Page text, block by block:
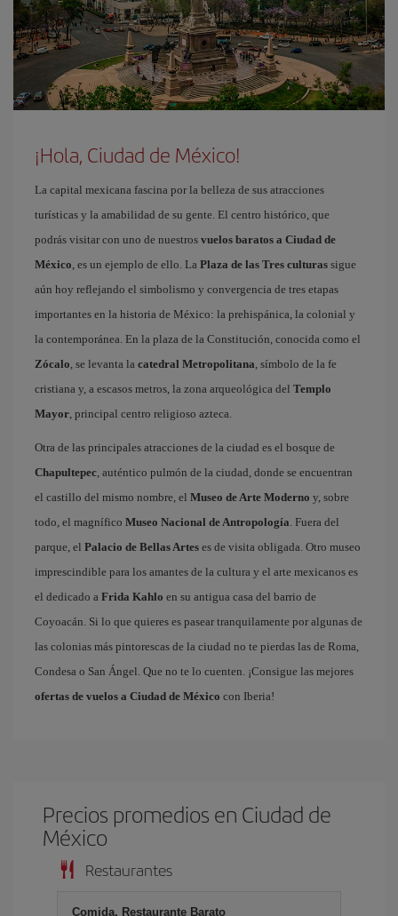
¡Hola, Ciudad de México!
La capital mexicana fascina por la belleza de sus atracciones
turísticas y la amabilidad de su gente. El centro histórico, que
podrás visitar con uno de nuestros vuelos baratos a Ciudad de
México, es un ejemplo de ello. La Plaza de las Tres culturas sigue
aún hoy reflejando el simbolismo y convergencia de tres etapas
importantes en la historia de México: la prehispánica, la colonial y
la contemporánea. En la plaza de la Constitución, conocida como el
Zócalo, se levanta la catedral Metropolitana, símbolo de la fe
cristiana y, a escasos metros, la zona arqueológica del Templo
Mayor, principal centro religioso azteca.
Otra de las principales atracciones de la ciudad es el bosque de
Chapultepec, auténtico pulmón de la ciudad, donde se encuentran
el castillo del mismo nombre, el Museo de Arte Moderno y, sobre
todo, el magnífico Museo Nacional de Antropología. Fuera del
parque, el Palacio de Bellas Artes es de visita obligada. Otro museo
imprescindible para los amantes de la cultura y el arte mexicanos es
el dedicado a Frida Kahlo en su antigua casa del barrio de
Coyoacán. Si lo que quieres es pasear tranquilamente por algunas de
las colonias más pintorescas de la ciudad no te pierdas las de Roma,
Condesa o San Ángel. Que no te lo cuenten. ¡Consigue las mejores
ofertas de vuelos a Ciudad de México con Iberia!
Precios promedios en Ciudad de
México
Restaurantes
Comida, Restaurante Barato